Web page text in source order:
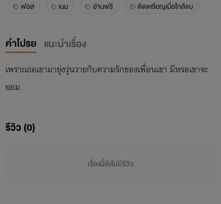
ฟอส เนม อ่านฟรี ติดเหรียญเมื่อใกล้จบ
คำโปรย แนะนำเรื่อง
เพราะเธอเขามายุ่งวุ่นวายกับความรักของเพื่อนเขา มีหรอเขาจะ
ยอม
รีวิว (0)
เรื่องนี้ยังไม่มีรีวิว